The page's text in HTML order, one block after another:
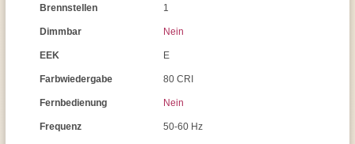
Brennstellen 1
Dimmbar Nein
EEK E
Farbwiedergabe 80 CRI
Fernbedienung Nein
Frequenz 50-60 Hz